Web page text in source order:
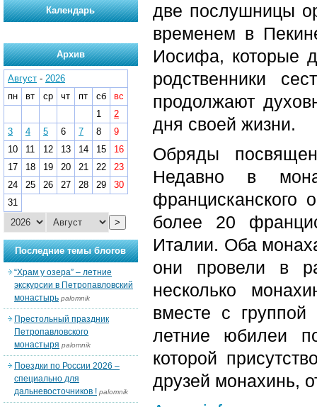
две послушницы
временем в
Иосифа, которые
родственники
продолжают
дня своей жизни.
Обряды
Недавно в
францисканского
более 20
Италии. Оба
они провели в
несколько
вместе с группой
летние юбилеи
которой
друзей монахинь,
Календарь
Архив
Август - 2026
пн
вт ср чт пт сб
вс
1
2
3
4 5 6 7 8
9
10
11 12 13 14 15
16
17
18 19 20 21 22
23
24
25 26 27 28 29
30
31
>
Последние темы блогов
“Храм у озера” – летние
экскурсии в Петропавловский
монастырь palomnik
Престольный праздник
Петропавловского
монастыря palomnik
Поездки по России 2026 –
специально для
дальневосточников ! palomnik